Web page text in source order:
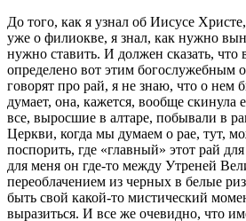
До того, как я узнал об Иисусе
уже о филиокве, я знал, как нужно
нужно ставить. И должен сказать, что
определено вот этим богослужебным
говорят про рай, я не знаю, что о нем
думает, она, кажется, вообще скинула
все, выросшие в алтаре, побывали в
Церкви, когда мы думаем о рае, тут,
поспорить, где «главный» этот рай
для меня он где-то между Утреней
переоблачением из черных в белые
быть свой какой-то мистический
выразиться. И все же очевидно, что